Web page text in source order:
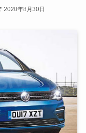
2020年8月30日